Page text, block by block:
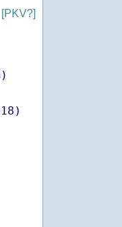
[PKV?]